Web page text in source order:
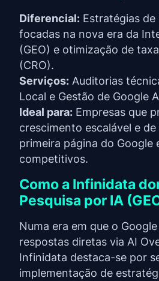
Diferencial: Estratégias de
focadas na nova era da
(GEO) e otimização de
(CRO).
Serviços: Auditorias
Local e Gestão de Google
Ideal para: Empresas que
crescimento escalável e
primeira página do Google
competitivos.
Como a Infinidata
Pesquisa por IA
Numa era em que o
respostas diretas via AI
Infinidata destaca-se por
implementação de